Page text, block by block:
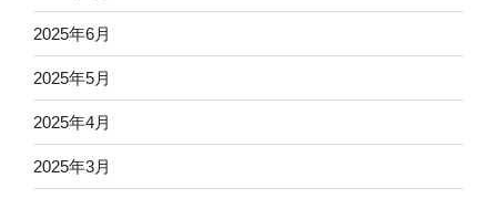
2025年6月
2025年5月
2025年4月
2025年3月